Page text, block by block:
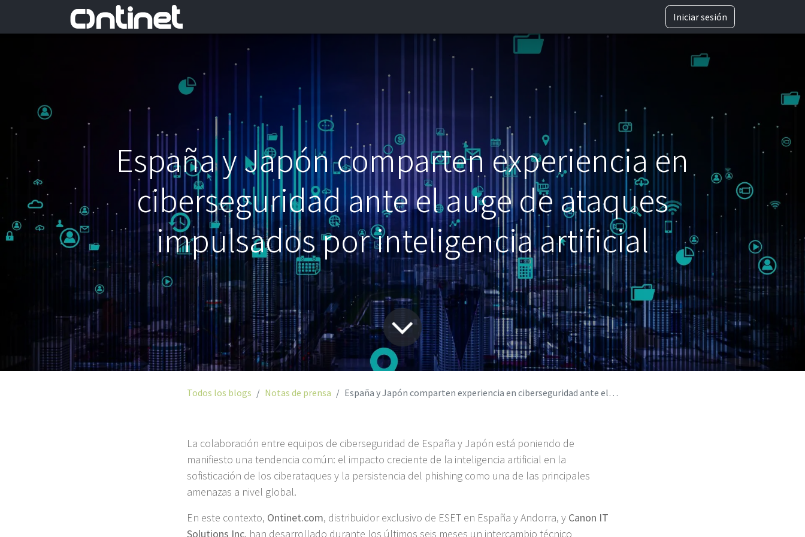
Iniciar sesión
España y Japón comparten experiencia en
ciberseguridad ante el auge de ataques
impulsados por inteligencia artificial
Todos los blogs Notas de prensa España y Japón comparten experiencia en ciberseguridad ante el auge de ataques impulsados por inteligencia artificial
La colaboración entre equipos de ciberseguridad de España y Japón está poniendo de
manifiesto una tendencia común: el impacto creciente de la inteligencia artificial en la
sofisticación de los ciberataques y la persistencia del phishing como una de las principales
amenazas a nivel global.
En este contexto, Ontinet.com, distribuidor exclusivo de ESET en España y Andorra, y Canon IT
Solutions Inc. han desarrollado durante los últimos seis meses un intercambio técnico